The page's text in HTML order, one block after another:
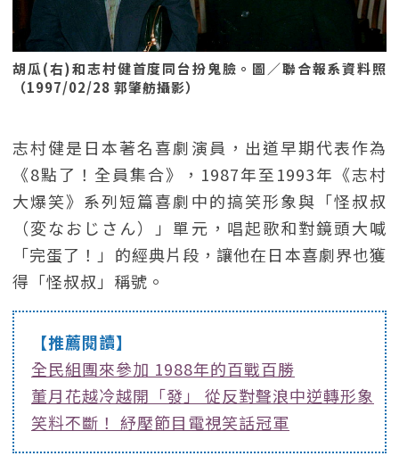
胡瓜(右)和志村健首度同台扮鬼臉。圖／聯合報系資料照
（1997/02/28 郭肇舫攝影）
志村健是日本著名喜劇演員，出道早期代表作為
《8點了！全員集合》，1987年至1993年《志村
大爆笑》系列短篇喜劇中的搞笑形象與「怪叔叔
（変なおじさん）」單元，唱起歌和對鏡頭大喊
「完蛋了！」的經典片段，讓他在日本喜劇界也獲
得「怪叔叔」稱號。
【推薦閱讀】
全民組團來參加 1988年的百戰百勝
董月花越冷越開「發」 從反對聲浪中逆轉形象
笑料不斷！ 紓壓節目電視笑話冠軍